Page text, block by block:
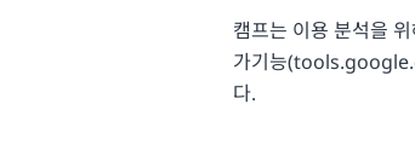
캠프는 이용 분석을
가기능(
다.